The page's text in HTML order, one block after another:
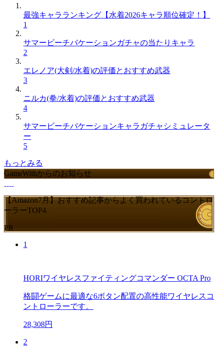
最強キャラランキング【水着2026キャラ順位確定！】
1
サマービーチバケーションガチャの当たりキャラ
2
エレノア(大剣/水着)の評価とおすすめ武器
3
ニルカ(拳/水着)の評価とおすすめ武器
4
サマービーチバケーションキャラガチャシミュレータ
ー
5
もっとみる
GameWithからのお知らせ
【Amazon7月】おすすめ記事からよく買われているコントロ
ーラーTOP4
PR
1
HORIワイヤレスファイティングコマンダー OCTA Pro
格闘ゲームに最適な6ボタン配置の高性能ワイヤレスコ
ントローラーです。
28,308円
2